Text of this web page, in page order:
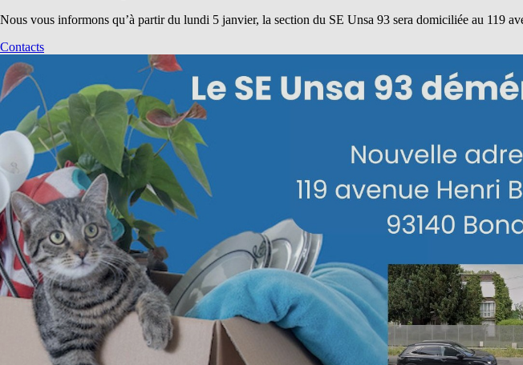
Nous vous informons qu’à partir du lundi 5 janvier, la section du SE Unsa 93 sera domiciliée au 119
Contacts